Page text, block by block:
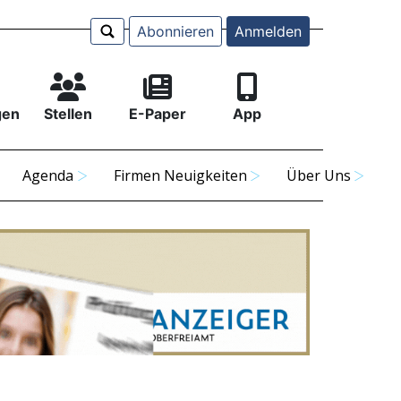
Abonnieren Anmelden
Stellen E-Paper App
Agenda Firmen Neuigkeiten Über Uns